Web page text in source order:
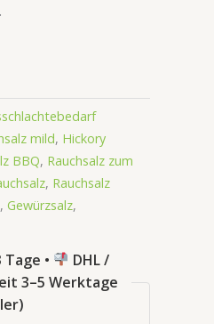
mild, Hickory
BBQ, Rauchsalz zum
, Rauchsalz
, Gewürzsalz,
•
DHL /
3–5 Werktage